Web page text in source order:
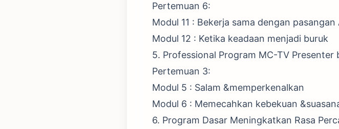
Pertemuan 6:
Modul 11 ​​: Bekerja sama dengan pasangan
Modul 12 : Ketika keadaan menjadi buruk
5. Professional Program MC-TV
Pertemuan 3:
Modul 5 : Salam &memperkenalkan
Modul 6 : Memecahkan kebekuan
6. Program Dasar Meningkatkan Rasa